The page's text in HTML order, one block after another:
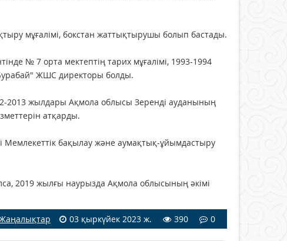
мұғалiмi, бокстан жаттықтырушы болып бастады.
№ 7 орта мектептің тарих мұғалiмi, 1993-1994
ЖШС директоры болды.
2013 жылдары Ақмола облысы Зерендi ауданының
атқарды.
бақылау және аумақтық-ұйымдастыру
2019 жылғы наурызда Ақмола облысының әкiмi
03 қыркүйек 2023 ж. 390 0